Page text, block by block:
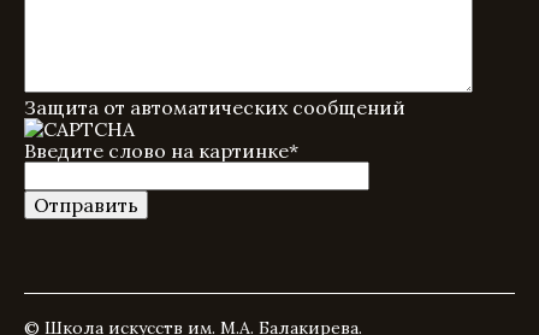
Защита от автоматических сообщений
Введите слово на картинке*
© Школа искусств им. М.А. Балакирева.